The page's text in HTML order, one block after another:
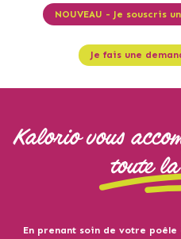
NOUVEAU - Je souscris
Je fais une
En prenant soin de votre